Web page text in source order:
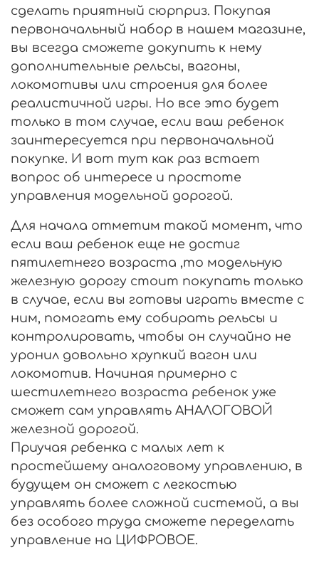
сделать приятный сюрприз. Покупая
первоначальный набор в нашем магазине,
вы всегда сможете докупить к нему
дополнительные рельсы, вагоны,
локомотивы или строения для более
реалистичной игры. Но все это будет
только в том случае, если ваш ребенок
заинтересуется при первоначальной
покупке. И вот тут как раз встает
вопрос об интересе и простоте
управления модельной дорогой.
Для начала отметим такой момент, что
если ваш ребенок еще не достиг
пятилетнего возраста ,то модельную
железную дорогу стоит покупать только
в случае, если вы готовы играть вместе с
ним, помогать ему собирать рельсы и
контролировать, чтобы он случайно не
уронил довольно хрупкий вагон или
локомотив. Начиная примерно с
шестилетнего возраста ребенок уже
сможет сам управлять АНАЛОГОВОЙ
железной дорогой.
Приучая ребенка с малых лет к
простейшему аналоговому управлению, в
будущем он сможет с легкостью
управлять более сложной системой, а вы
без особого труда сможете переделать
управление на ЦИФРОВОЕ.